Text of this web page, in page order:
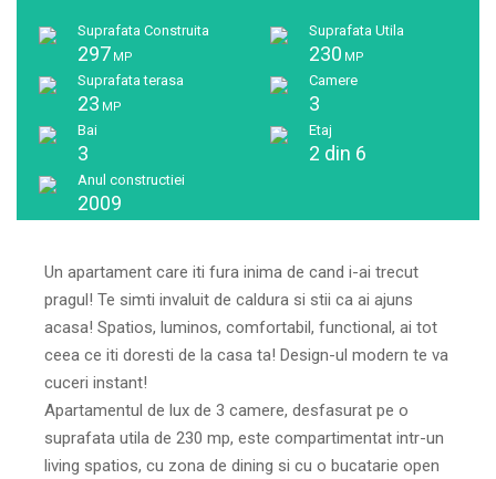
Suprafata Construita
297 MP
Suprafata Utila
230 MP
Suprafata terasa
23 MP
Camere
3
Bai
3
Etaj
2 din 6
Anul constructiei
2009
Un apartament care iti fura inima de cand i-ai trecut
pragul! Te simti invaluit de caldura si stii ca ai ajuns
acasa! Spatios, luminos, comfortabil, functional, ai tot
ceea ce iti doresti de la casa ta! Design-ul modern te va
cuceri instant!
Apartamentul de lux de 3 camere, desfasurat pe o
suprafata utila de 230 mp, este compartimentat intr-un
living spatios, cu zona de dining si cu o bucatarie open